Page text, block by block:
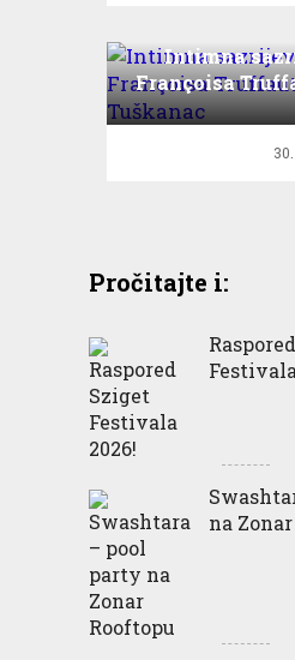
Intimna
Françoisa
Pročitajte i:
na